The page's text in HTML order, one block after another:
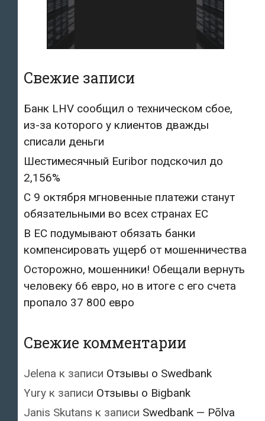
Свежие записи
Банк LHV сообщил о техническом сбое,
из-за которого у клиентов дважды
списали деньги
Шестимесячный Euribor подскочил до
2,156%
С 9 октября мгновенные платежи станут
обязательными во всех странах ЕС
В ЕС подумывают обязать банки
компенсировать ущерб от мошенничества
Осторожно, мошенники! Обещали вернуть
человеку 66 евро, но в итоге с его счета
пропало 37 800 евро
Свежие комментарии
Jelena к записи Отзывы о Swedbank
Yury к записи Отзывы о Bigbank
Janis Skutans к записи Swedbank — Põlva